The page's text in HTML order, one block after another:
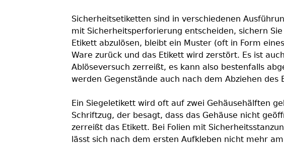
d
h
i
e
r
Sicherheitsetiketten sind in verschiedenen
mit Sicherheitsperforierung entscheiden, sichern
Etikett abzulösen, bleibt ein Muster (oft in Form
Ware zurück und das Etikett wird zerstört. Es ist
Ablöseversuch zerreißt, es kann also bestenfalls
werden Gegenstände auch nach dem Abziehen
Ein Siegeletikett wird oft auf zwei Gehäusehälften
Schriftzug, der besagt, dass das Gehäuse nicht
zerreißt das Etikett. Bei Folien mit
lässt sich nach dem ersten Aufkleben nicht mehr